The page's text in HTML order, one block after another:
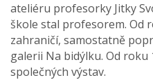
ateliéru profesorky Jitky
škole stal profesorem. Od
zahraničí, samostatně
galerii Na bidýlku. Od roku
společných výstav.